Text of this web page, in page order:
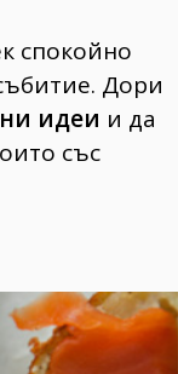
спокойно
Дори
идеи и да
със